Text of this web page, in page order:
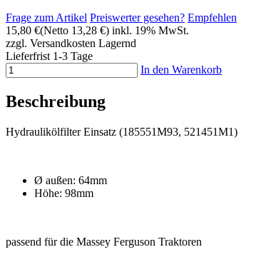
Frage zum Artikel Preiswerter gesehen? Empfehlen
15,80 €(Netto 13,28 €) inkl. 19% MwSt.
zzgl. Versandkosten Lagernd
Lieferfrist 1-3 Tage
In den Warenkorb
Beschreibung
Hydraulikölfilter Einsatz (185551M93, 521451M1)
Ø außen: 64mm
Höhe: 98mm
passend für die Massey Ferguson Traktoren